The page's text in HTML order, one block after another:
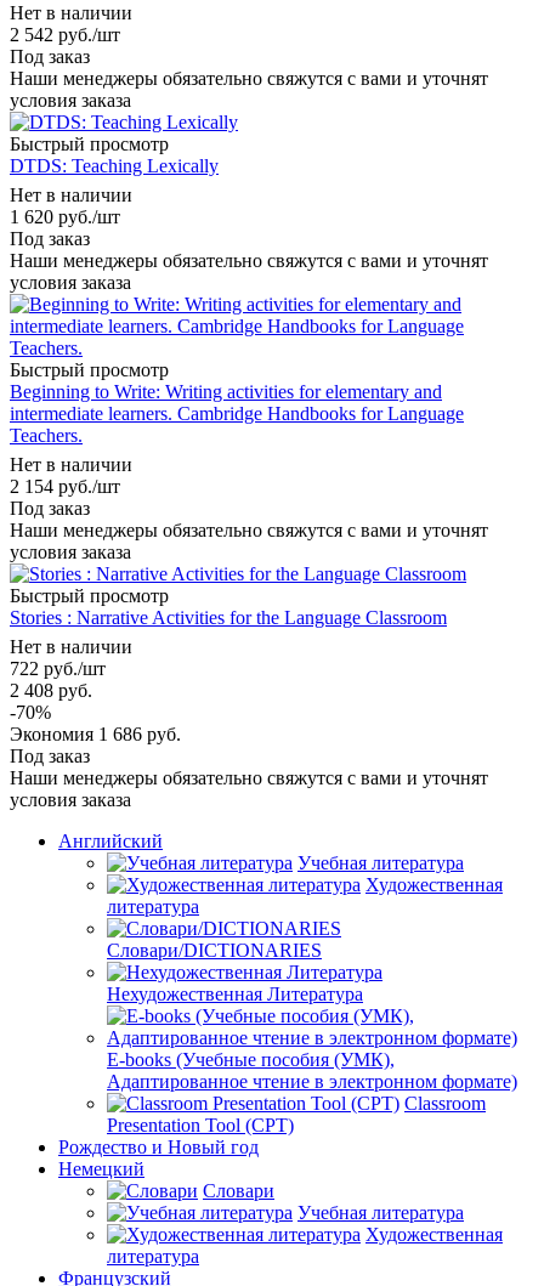
Нет в наличии
2 542 руб./шт
Под заказ
Наши менеджеры обязательно свяжутся с вами и уточнят
условия заказа
Быстрый просмотр
DTDS: Teaching Lexically
Нет в наличии
1 620 руб./шт
Под заказ
Наши менеджеры обязательно свяжутся с вами и уточнят
условия заказа
Быстрый просмотр
Beginning to Write: Writing activities for elementary and
intermediate learners. Cambridge Handbooks for Language
Teachers.
Нет в наличии
2 154 руб./шт
Под заказ
Наши менеджеры обязательно свяжутся с вами и уточнят
условия заказа
Быстрый просмотр
Stories : Narrative Activities for the Language Classroom
Нет в наличии
722 руб./шт
2 408 руб.
-70%
Экономия 1 686 руб.
Под заказ
Наши менеджеры обязательно свяжутся с вами и уточнят
условия заказа
Английский
Учебная литература
Художественная
литература
Словари/DICTIONARIES
Нехудожественная Литература
E-books (Учебные пособия (УМК),
Адаптированное чтение в электронном формате)
Classroom
Presentation Tool (CPT)
Рождество и Новый год
Немецкий
Словари
Учебная литература
Художественная
литература
Французский